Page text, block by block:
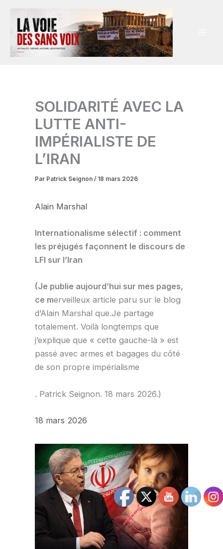
contenu
SOLIDARITÉ AVEC LA
LUTTE ANTI-
IMPÉRIALISTE DE
L’IRAN
Par Patrick Seignon / 18 mars 2026
Alain Marshal
Internationalisme sélectif : comment
les préjugés façonnent le discours de
LFI sur l’Iran
(Je publie aujourd’hui sur mes pages,
ce merveilleux article paru sur le blog
d’Alain Marshal que.Je partage
totalement. Voilà longtemps que
j’explique que « cette gauche-là » est
passé avec armes et bagages du côté
de son propre impérialisme
. Patrick Seignon. 18 mars 2026.)
18 mars 2026